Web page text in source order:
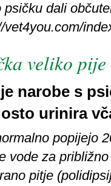
psičku dali
vet4you.com/
veliko
narobe s
urinira
popijejo
vode za
pitje